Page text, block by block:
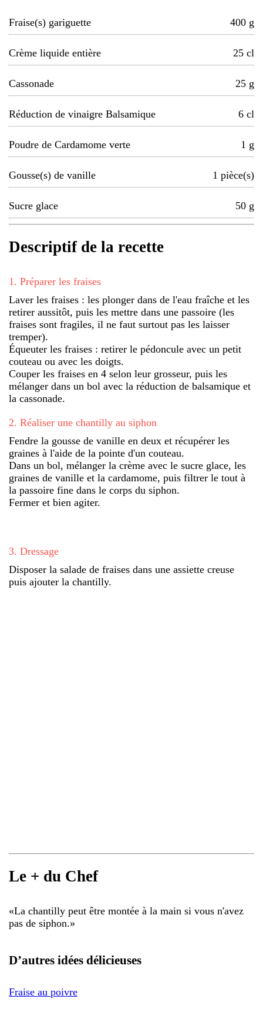
Fraise(s) gariguette 400 g
Crème liquide entière 25 cl
Cassonade 25 g
Réduction de vinaigre Balsamique 6 cl
Poudre de Cardamome verte 1 g
Gousse(s) de vanille 1 pièce(s)
Sucre glace 50 g
Descriptif de la recette
1 . Préparer les fraises
Laver les fraises : les plonger dans de l'eau fraîche et les
retirer aussitôt, puis les mettre dans une passoire (les
fraises sont fragiles, il ne faut surtout pas les laisser
tremper).
Équeuter les fraises : retirer le pédoncule avec un petit
couteau ou avec les doigts.
Couper les fraises en 4 selon leur grosseur, puis les
mélanger dans un bol avec la réduction de balsamique et
la cassonade.
2. Réaliser une chantilly au siphon
Fendre la gousse de vanille en deux et récupérer les
graines à l'aide de la pointe d'un couteau.
Dans un bol, mélanger la crème avec le sucre glace, les
graines de vanille et la cardamome, puis filtrer le tout à
la passoire fine dans le corps du siphon.
Fermer et bien agiter.
3. Dressage
Disposer la salade de fraises dans une assiette creuse
puis ajouter la chantilly.
Le + du Chef
«La chantilly peut être montée à la main si vous n'avez
pas de siphon.»
D’autres idées délicieuses
Fraise au poivre